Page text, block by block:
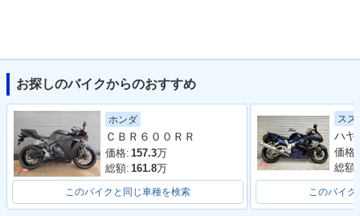
お探しのバイクからのおすすめ
ホンダ
ＣＢＲ６００ＲＲ
価格: 157.3万
総額: 161.8万
このバイクと同じ車種を検索
スズ
価格:
総額:
このバイク